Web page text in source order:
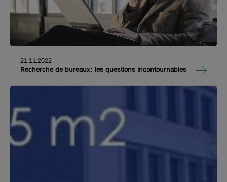
21.11.2022
Recherche de bureaux : les questions incontournables